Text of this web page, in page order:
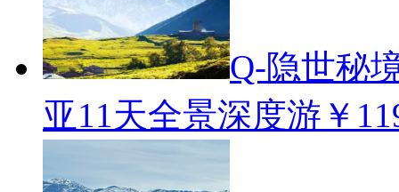
Q-隐世秘
亚11天全景深度游 ￥